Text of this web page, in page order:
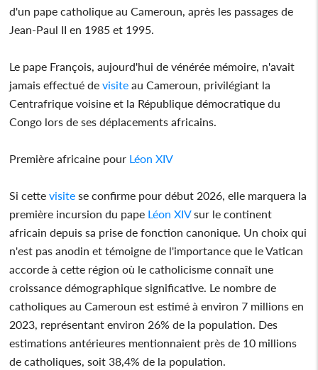
d'un pape catholique au Cameroun, après les passages de
Jean-Paul II en 1985 et 1995.
Le pape François, aujourd'hui de vénérée mémoire, n'avait
jamais effectué de visite au Cameroun, privilégiant la
Centrafrique voisine et la République démocratique du
Congo lors de ses déplacements africains.
Première africaine pour Léon XIV
Si cette visite se confirme pour début 2026, elle marquera la
première incursion du pape Léon XIVsur le continent
africain depuis sa prise de fonction canonique. Un choix qui
n'est pas anodin et témoigne de l'importance que le Vatican
accorde à cette région où le catholicisme connaît une
croissance démographique significative. Le nombre de
catholiques au Cameroun est estimé à environ 7 millions en
2023, représentant environ 26% de la population. Des
estimations antérieures mentionnaient près de 10 millions
de catholiques, soit 38,4% de la population.